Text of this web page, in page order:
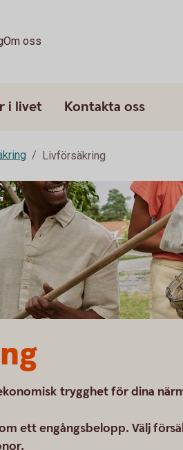
Om oss
i livet Kontakta oss
Livförsäkring
trygghet för dina
ett engångsbelopp. Välj